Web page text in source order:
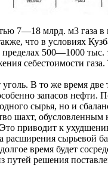
млрд. м3 газа в
что в условиях
500—1000 тыс.
себестоимости
В то же время две
запасов нефти.
сырья, но и
шахт,
к
время будет
решения